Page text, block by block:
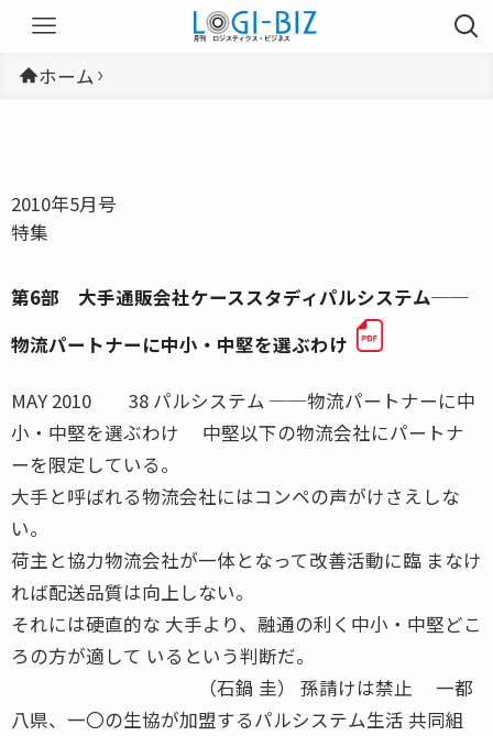
ホーム
2010年5月号
特集
第6部 大手通販会社ケーススタディパルシステム──
物流パートナーに中小・中堅を選ぶわけ
MAY 2010 38 パルシステム ──物流パートナーに中
小・中堅を選ぶわけ 中堅以下の物流会社にパートナ
ーを限定している。
大手と呼ばれる物流会社にはコンペの声がけさえしな
い。
荷主と協力物流会社が一体となって改善活動に臨 まなけ
れば配送品質は向上しない。
それには硬直的な 大手より、融通の利く中小・中堅どこ
ろの方が適して いるという判断だ。
（石鍋 圭） 孫請けは禁止 一都
八県、一〇の生協が加盟するパルシステム生活 共同組